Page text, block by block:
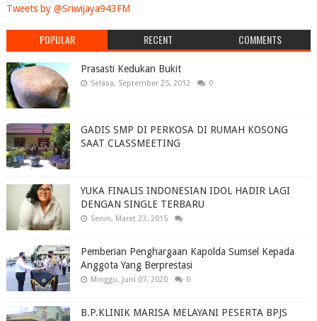
Tweets by @Sriwijaya943FM
POPULAR RECENT COMMENTS
Prasasti Kedukan Bukit
Selasa, September 25, 2012 0
GADIS SMP DI PERKOSA DI RUMAH KOSONG
SAAT CLASSMEETING
YUKA FINALIS INDONESIAN IDOL HADIR LAGI
DENGAN SINGLE TERBARU
Senin, Maret 23, 2015
Pemberian Penghargaan Kapolda Sumsel Kepada
Anggota Yang Berprestasi
Minggu, Juni 07, 2020 0
B.P.KLINIK MARISA MELAYANI PESERTA BPJS